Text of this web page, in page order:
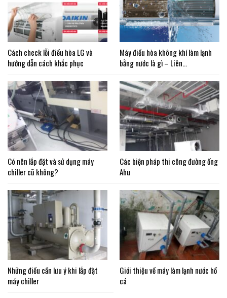
Cách check lỗi điều hòa LG và
hướng dẫn cách khắc phục
Máy điều hòa không khí làm lạnh
bằng nước là gì – Liên…
Có nên lắp đặt và sử dụng máy
chiller cũ không?
Các biện pháp thi công đường ống
Ahu
Những điều cần lưu ý khi lắp đặt
máy chiller
Giới thiệu về máy làm lạnh nước hồ
cá